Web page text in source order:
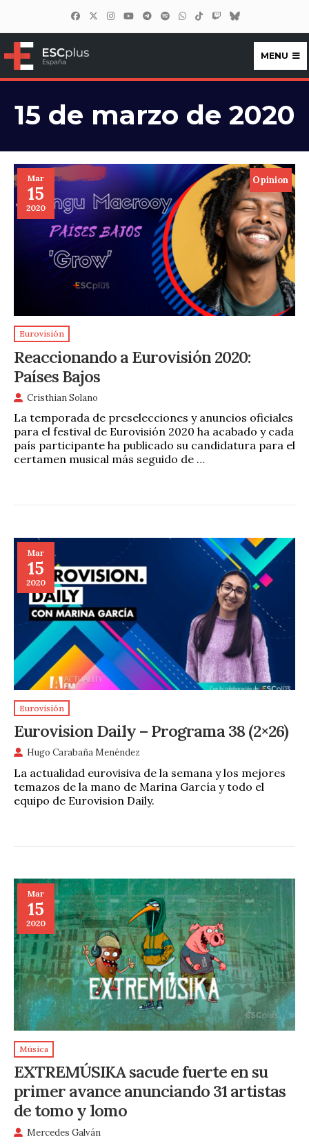
ESCplus España
MENU
15 de marzo de 2020
Mar
15
2020
Opinion
Eurovisión
Reaccionando a Eurovisión 2020:
Países Bajos
Cristhian Solano
La temporada de preselecciones y anuncios oficiales
para el festival de Eurovisión 2020 ha acabado y cada
país participante ha publicado su candidatura para el
certamen musical más seguido de …
Mar
15
2020
Eurovisión
Eurovision Daily – Programa 38 (2×26)
Hugo Carabaña Menéndez
La actualidad eurovisiva de la semana y los mejores
temazos de la mano de Marina García y todo el
equipo de Eurovision Daily.
Mar
15
2020
Música
EXTREMÚSIKA sacude fuerte en su
primer avance anunciando 31 artistas
de tomo y lomo
Mercedes Galván